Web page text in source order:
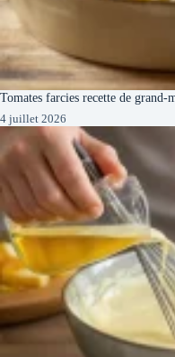
Tomates farcies recette de grand-
4 juillet 2026